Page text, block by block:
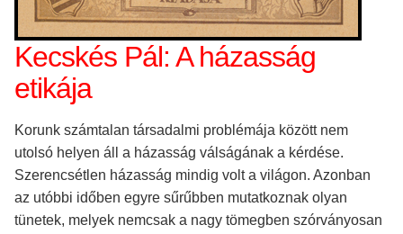
Kecskés Pál: A házasság
etikája
Korunk számtalan társadalmi problémája között nem
utolsó helyen áll a házasság válságának a kérdése.
Szerencsétlen házasság mindig volt a világon. Azonban
az utóbbi időben egyre sűrűbben mutatkoznak olyan
tünetek, melyek nemcsak a nagy tömegben szórványosan